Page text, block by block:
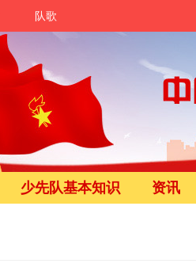
队歌
少先队基本知识 资讯